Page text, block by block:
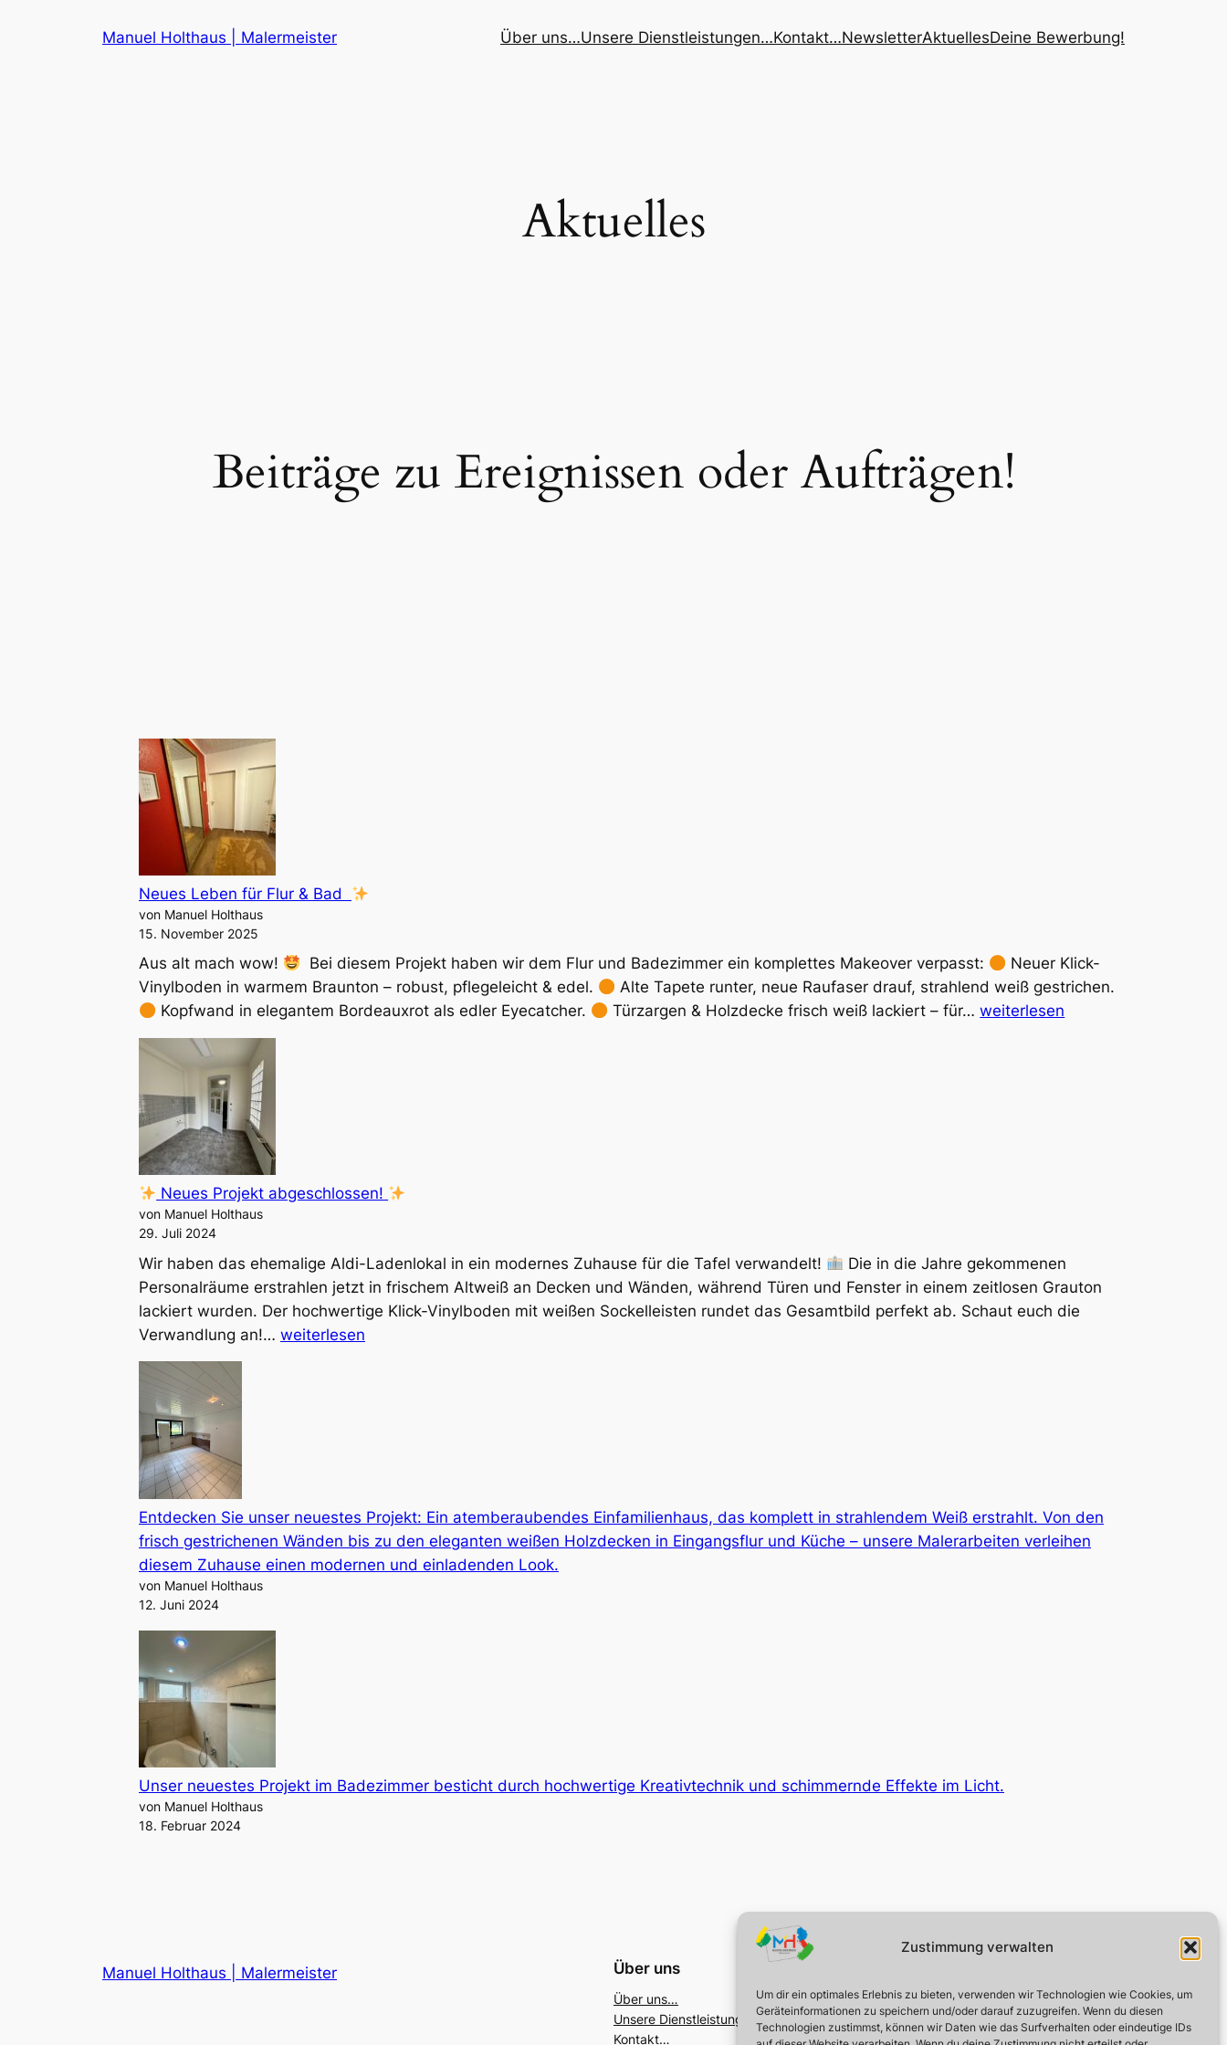
Zustimmung verwalten
Um dir ein optimales Erlebnis zu bieten, verwenden wir Technologien wie Cookies, um
Geräteinformationen zu speichern und/oder darauf zuzugreifen. Wenn du diesen
Technologien zustimmst, können wir Daten wie das Surfverhalten oder eindeutige IDs
Manuel Holthaus | Malermeister Über uns…Unsere Dienstleistungen…Kontakt…NewsletterAktuellesDeine Bewerbung!
Aktuelles
Beiträge zu Ereignissen oder Aufträgen!
Neues Leben für Flur & Bad
von Manuel Holthaus
15. November 2025
Aus alt mach wow! Bei diesem Projekt haben wir dem Flur und Badezimmer ein komplettes Makeover verpasst:
Neuer Klick-
Vinylboden in warmem Braunton – robust, pflegeleicht & edel.
Alte Tapete runter, neue Raufaser drauf, strahlend weiß gestrichen.
Kopfwand in elegantem Bordeauxrot als edler Eyecatcher.
Türzargen & Holzdecke frisch weiß lackiert – für…Neues
weiterlesen
Neues Projekt abgeschlossen!
von Manuel Holthaus
29. Juli 2024
Wir haben das ehemalige Aldi-Ladenlokal in ein modernes Zuhause für die Tafel verwandelt!
Die in die Jahre gekommenen
Personalräume erstrahlen jetzt in frischem Altweiß an Decken und Wänden, während Türen und Fenster in einem zeitlosen Grauton
lackiert wurden. Der hochwertige Klick-Vinylboden mit weißen Sockelleisten rundet das Gesamtbild perfekt ab. Schaut euch die
Verwandlung an!… weiterlesen
Entdecken Sie unser neuestes Projekt: Ein atemberaubendes Einfamilienhaus, das komplett in strahlendem Weiß erstrahlt. Von den
frisch gestrichenen Wänden bis zu den eleganten weißen Holzdecken in Eingangsflur und Küche – unsere Malerarbeiten verleihen
diesem Zuhause einen modernen und einladenden Look.
von Manuel Holthaus
12. Juni 2024
Unser neuestes Projekt im Badezimmer besticht durch hochwertige Kreativtechnik und schimmernde Effekte im Licht.
von Manuel Holthaus
18. Februar 2024
Manuel Holthaus | Malermeister Über uns
Über uns…
Unsere Dienstleistungen…
Kontakt…
Datenschutz
Impressum
Kontaktformular
Facebook
Instagram